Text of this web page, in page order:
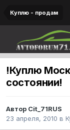
Куплю - продам
!Куплю
состоянии!
Автор Cit_71RUS
23 апреля, 2010 в